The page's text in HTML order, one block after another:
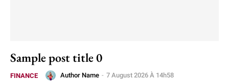
Sample post title 0
FINANCE Author Name - 7 August 2026 À 14h58